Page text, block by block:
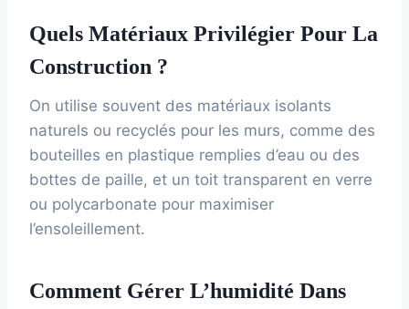
Quels Matériaux Privilégier Pour La
Construction ?
On utilise souvent des matériaux isolants
naturels ou recyclés pour les murs, comme des
bouteilles en plastique remplies d’eau ou des
bottes de paille, et un toit transparent en verre
ou polycarbonate pour maximiser
l’ensoleillement.
Comment Gérer L’humidité Dans